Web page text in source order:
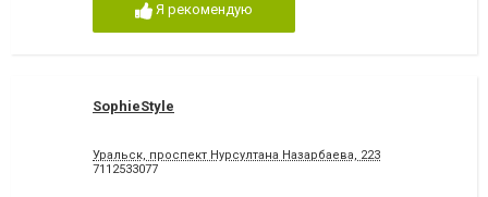
Я рекомендую
SophieStyle
Уральск, проспект Нурсултана Назарбаева, 223
7112533077